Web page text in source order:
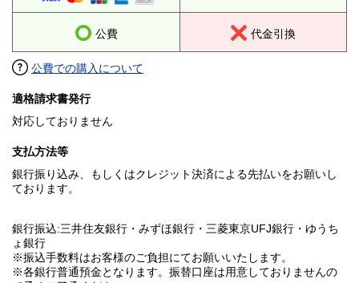
公費 代金引換
公費での購入について
適格請求書発行
対応しておりません
支払方法等
銀行振り込み、もしくはクレジット決済による先払いをお願いし
ております。
銀行振込:三井住友銀行・みずほ銀行・三菱東京UFJ銀行・ゆうち
ょ銀行
※振込手数料はお客様のご負担にてお願いいたします。
※各銀行普通預金となります。振替口座は用意しておりませんの